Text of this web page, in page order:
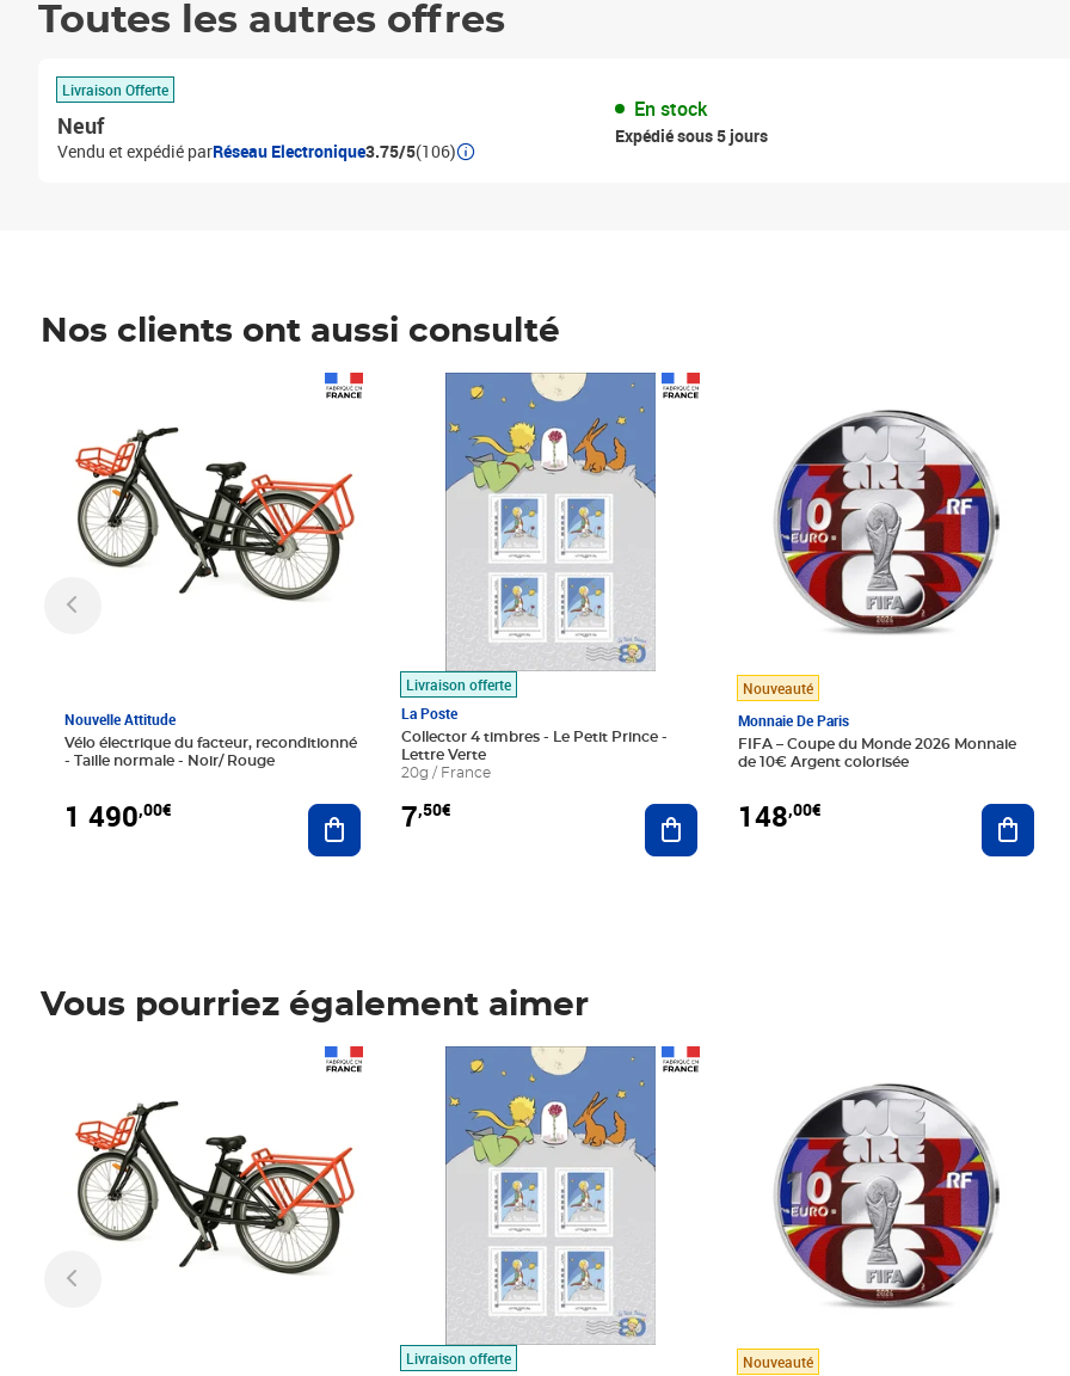
Toutes les autres offres
Livraison Offerte
Neuf
Vendu et expédié parRéseau Electronique3.75/5(106)
En stock
Expédié sous 5 jours
Nos clients ont aussi consulté
Nouvelle Attitude
Vélo électrique du facteur, reconditionné
- Taille normale - Noir/ Rouge
1 490,00€ Ajouter au panier
Livraison offerte
La Poste
Collector 4 timbres - Le Petit Prince -
Lettre Verte
20g / France
7,50€
Prix 7,50€
Ajouter au panier
Nouveauté
Monnaie De Paris
FIFA – Coupe du Monde 2026 Monnaie
de 10€ Argent colorisée
148,00€
Vous pourriez également aimer
Livraison offerte
Prix 7,50€
Nouveauté